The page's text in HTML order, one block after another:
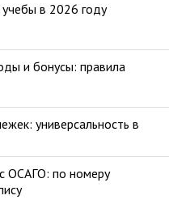
в 2026 году
и бонусы: правила
универсальность в
ОСАГО: по номеру